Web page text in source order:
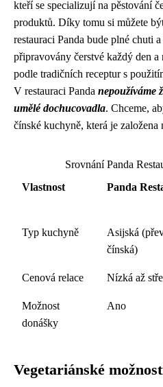
kteří se specializují na pěstování
produktů. Díky tomu si můžete
restauraci Panda bude plné chuti
připravovány čerstvé každý den
podle tradičních receptur s
V restauraci Panda nepoužíváme
umělé dochucovadla. Chceme,
čínské kuchyně, která je
Srovnání Panda
Vlastnost
Panda
Typ kuchyně
Asijská
čínská)
Cenová relace Nízká až
Možnost
donášky
Ano
Vegetariánské